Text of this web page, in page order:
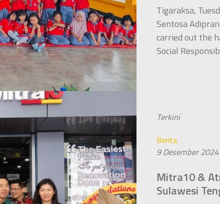
Tigaraksa,
Sentosa
carried out the
Social
Terkini
Berita
9 Desember 2024
Mitra10 &
Sulawesi